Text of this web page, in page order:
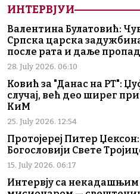
ИНТЕРВЈУИ
Валентина Булатовић:
Српска царска
после рата и даље
28. July 2026. 06:10
Ковић за "Данас на РТ":
случај, већ део ширег
КиМ
25. July 2026. 12:54
Протојереј Питер
Богословији Свете
15. July 2026. 06:17
Интервју са